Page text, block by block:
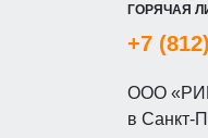
ГОРЯЧАЯ
+7
ООО
в Санкт-